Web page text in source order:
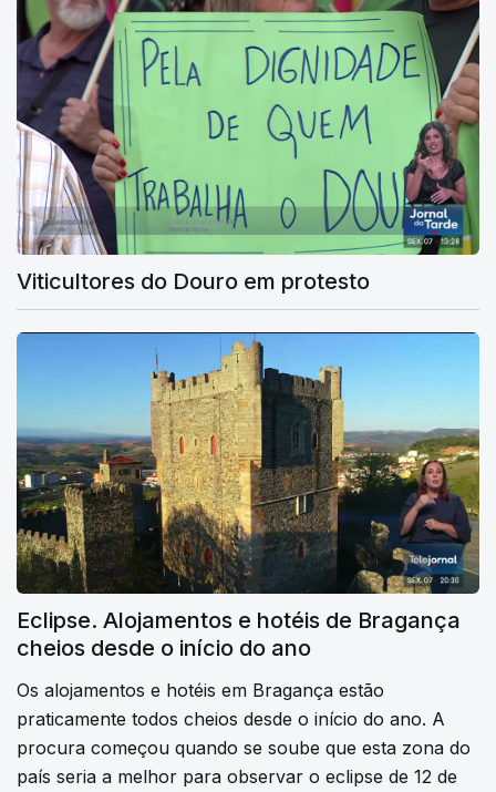
Viticultores do Douro em protesto
Eclipse. Alojamentos e hotéis de Bragança
cheios desde o início do ano
Os alojamentos e hotéis em Bragança estão
praticamente todos cheios desde o início do ano. A
procura começou quando se soube que esta zona do
país seria a melhor para observar o eclipse de 12 de